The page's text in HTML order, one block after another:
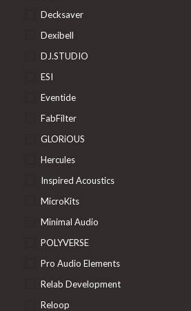
Decksaver
Dexibell
DJ.STUDIO
ESI
Eventide
FabFilter
GLORiOUS
Hercules
Inspired Acoustics
MicroKits
Minimal Audio
POLYVERSE
Pro Audio Elements
Relab Development
Reloop